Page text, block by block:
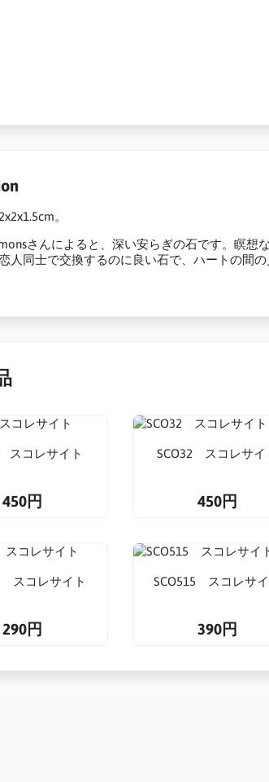
。
さんによると、深い安らぎの石です。瞑想
人同士で交換するのに良い石で、ハートの間
スコレサイト
450円
SCO32 スコレサイ
450円
スコレサイト
290円
SCO515 スコレサイ
390円